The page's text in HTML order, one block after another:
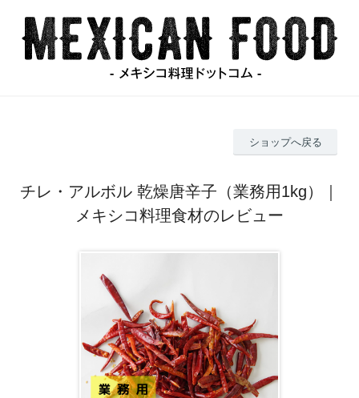
ショップへ戻る
チレ・アルボル 乾燥唐辛子（業務用1kg）｜
メキシコ料理食材のレビュー